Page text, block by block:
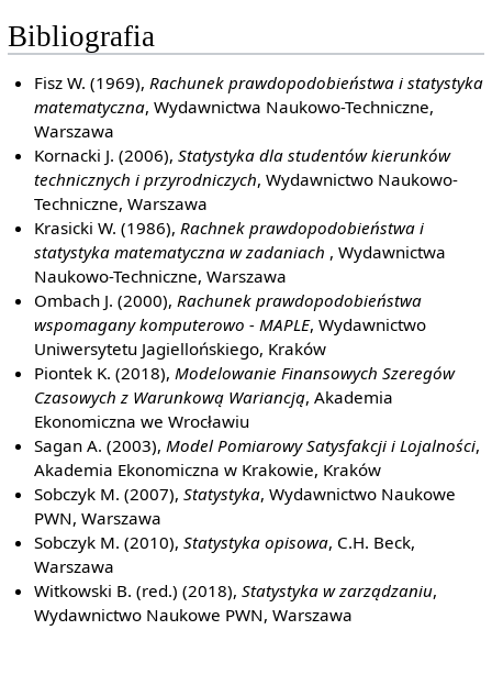
Bibliografia
Fisz W. (1969), Rachunek prawdopodobieństwa i statystyka
matematyczna, Wydawnictwa Naukowo-Techniczne,
Warszawa
Kornacki J. (2006),Statystyka dla studentów kierunków
technicznych i przyrodniczych, Wydawnictwo Naukowo-
Techniczne, Warszawa
Krasicki W. (1986), Rachnek prawdopodobieństwa i
statystyka matematyczna w zadaniach , Wydawnictwa
Naukowo-Techniczne, Warszawa
Ombach J. (2000), Rachunek prawdopodobieństwa
wspomagany komputerowo - MAPLE, Wydawnictwo
Uniwersytetu Jagiellońskiego, Kraków
Piontek K. (2018), Modelowanie Finansowych Szeregów
Czasowych z Warunkową Wariancją, Akademia
Ekonomiczna we Wrocławiu
Sagan A. (2003), Model Pomiarowy Satysfakcji i Lojalności,
Akademia Ekonomiczna w Krakowie, Kraków
Sobczyk M. (2007),Statystyka, Wydawnictwo Naukowe
PWN, Warszawa
Sobczyk M. (2010),Statystyka opisowa, C.H. Beck,
Warszawa
Witkowski B. (red.) (2018),Statystyka w zarządzaniu,
Wydawnictwo Naukowe PWN, Warszawa